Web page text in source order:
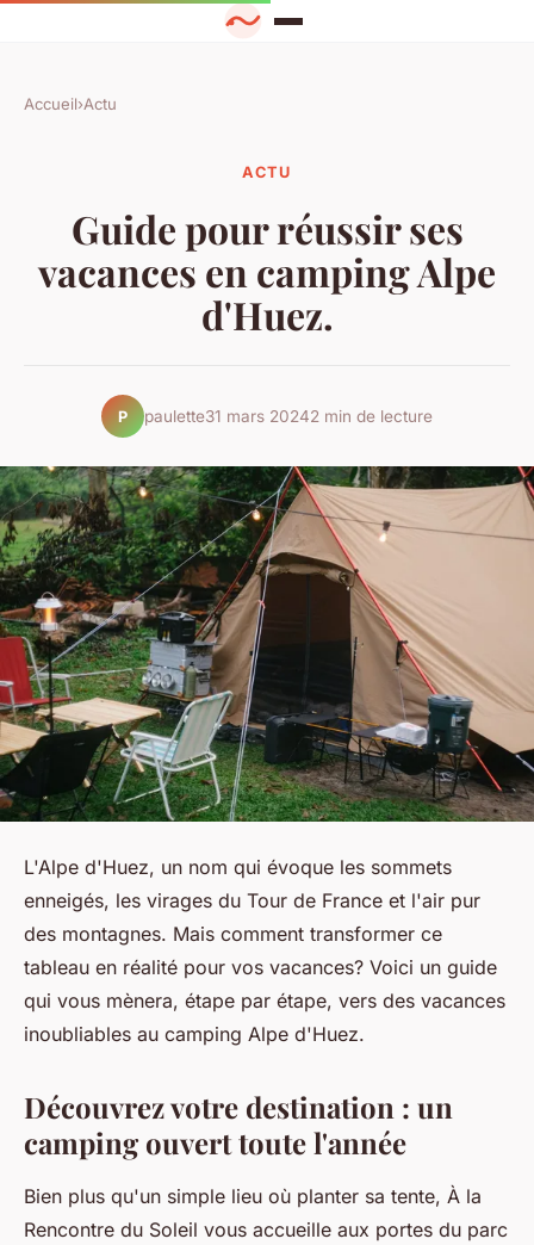
Accueil›Actu
ACTU
Guide pour réussir ses
vacances en camping Alpe
d'Huez.
P paulette31 mars 20242 min de lecture
L'Alpe d'Huez, un nom qui évoque les sommets
enneigés, les virages du Tour de France et l'air pur
des montagnes. Mais comment transformer ce
tableau en réalité pour vos vacances? Voici un guide
qui vous mènera, étape par étape, vers des vacances
inoubliables au camping Alpe d'Huez.
Découvrez votre destination : un
camping ouvert toute l'année
Bien plus qu'un simple lieu où planter sa tente, À la
Rencontre du Soleil vous accueille aux portes du parc